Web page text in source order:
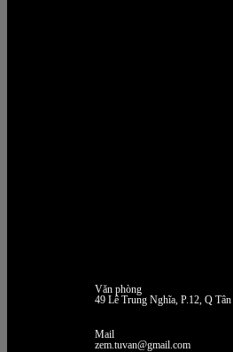
Văn phòng
49 Lê Trung Nghĩa, P.12, Q
Mail
zem.tuvan@gmail.com